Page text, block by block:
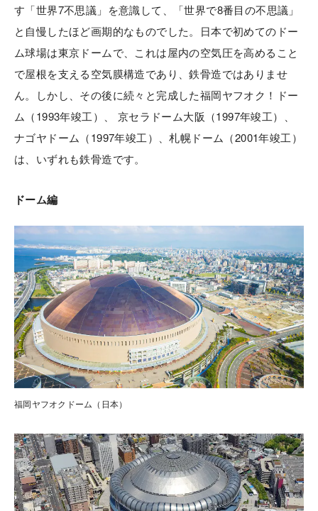
す「世界7不思議」を意識して、「世界で8番目の不思議」
と自慢したほど画期的なものでした。日本で初めてのドー
ム球場は東京ドームで、これは屋内の空気圧を高めること
で屋根を支える空気膜構造であり、鉄骨造ではありませ
ん。しかし、その後に続々と完成した福岡ヤフオク！ドー
ム（1993年竣工）、 京セラドーム大阪（1997年竣工）、
ナゴヤドーム（1997年竣工）、札幌ドーム（2001年竣工）
は、いずれも鉄骨造です。
ドーム編
福岡ヤフオクドーム（日本）